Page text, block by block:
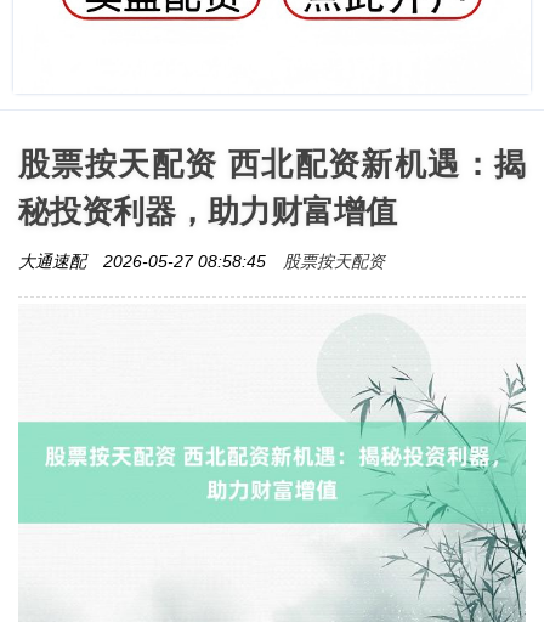
股票按天配资 西北配资新机遇：揭
秘投资利器，助力财富增值
大通速配 2026-05-27 08:58:45 股票按天配资